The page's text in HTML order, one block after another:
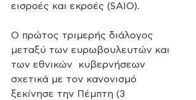
εισροές και εκροές (SAIO).
Ο πρώτος τριμερής διάλογος
μεταξύ των ευρωβουλευτών και
των εθνικών  κυβερνήσεων
σχετικά με τον κανονισμό
ξεκίνησε την Πέμπτη (3